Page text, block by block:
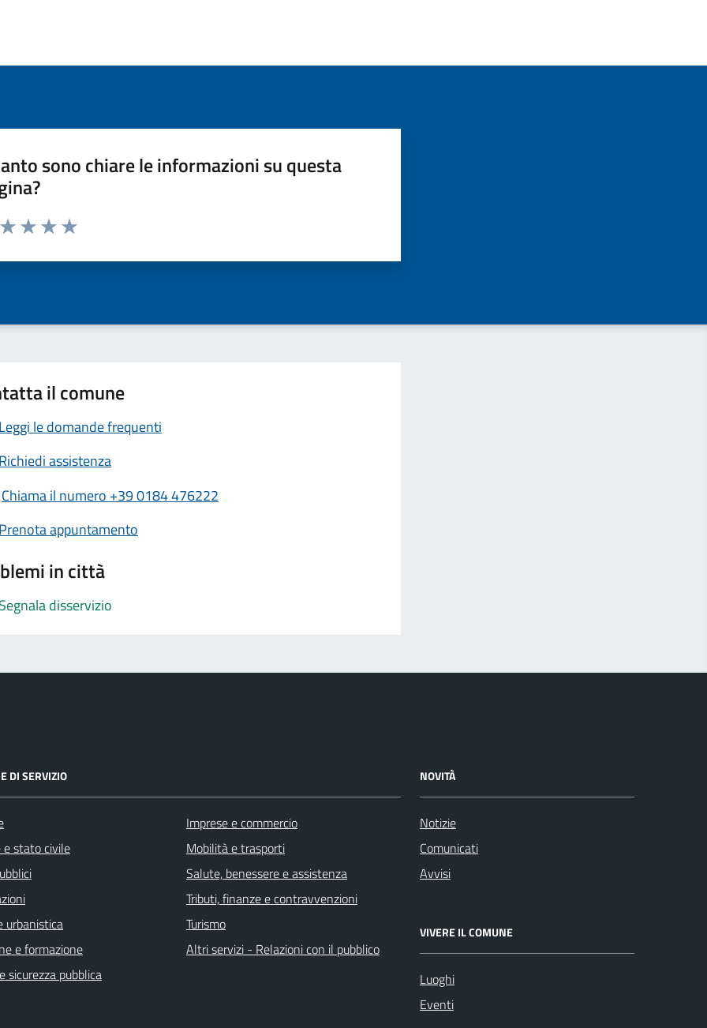
sono chiare le informazioni su questa
da 1 a 5 stelle la pagina
il comune
Leggi le domande frequenti
Richiedi assistenza
Chiama il numero +39 0184 476222
Prenota appuntamento
in città
Segnala disservizio
DI SERVIZIO
e stato civile
urbanistica
e formazione
sicurezza pubblica
Imprese e commercio
Mobilità e trasporti
Salute, benessere e assistenza
Tributi, finanze e contravvenzioni
Turismo
Altri servizi - Relazioni con il pubblico
NOVITÀ
Notizie
Comunicati
Avvisi
VIVERE IL COMUNE
Luoghi
Eventi